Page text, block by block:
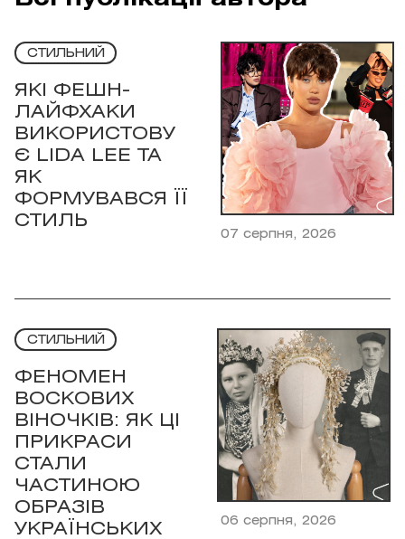
СТИЛЬНИЙ
ЯКІ ФЕШН-
ЛАЙФХАКИ
ВИКОРИСТОВУ
Є LIDA LEE ТА
ЯК
ФОРМУВАВСЯ ЇЇ
СТИЛЬ
07 серпня, 2026
СТИЛЬНИЙ
ФЕНОМЕН
ВОСКОВИХ
ВІНОЧКІВ: ЯК ЦІ
ПРИКРАСИ
СТАЛИ
ЧАСТИНОЮ
ОБРАЗІВ
УКРАЇНСЬКИХ
06 серпня, 2026